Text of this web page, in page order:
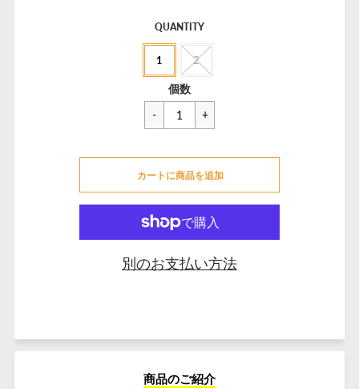
セ
ー
ル
価
格
QUANTITY
1 2
一
般
価
¥1,485
個数
カートに商品を追加
別のお支払い方法
商品のご紹介